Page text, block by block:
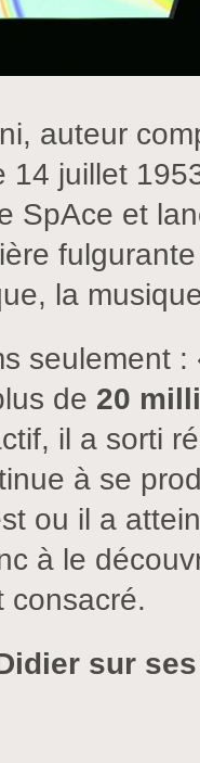
auteur
14 juillet
SpAce et
la
seulement
de 20
il a sorti
à se
ou il a
à le
consacré.
sur